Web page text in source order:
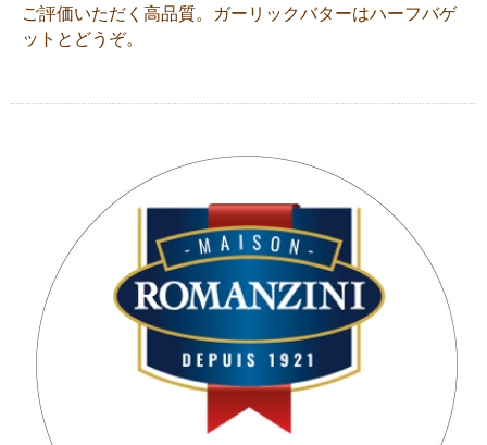
ご評価いただく高品質。ガーリックバターはハーフバゲ
ットとどうぞ。